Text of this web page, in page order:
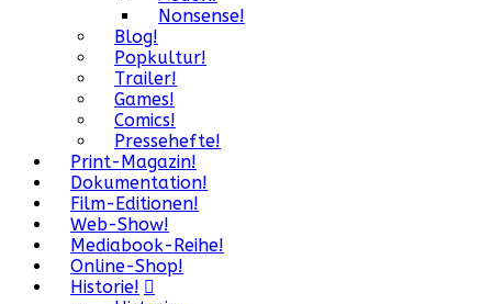
Nonsense!
Blog!
Popkultur!
Trailer!
Games!
Comics!
Pressehefte!
Print-Magazin!
Dokumentation!
Film-Editionen!
Web-Show!
Mediabook-Reihe!
Online-Shop!
Historie!